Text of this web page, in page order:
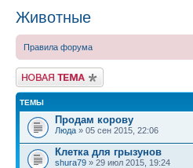
Животные
Правила форума
Новая тема
ТЕМЫ
Продам корову
Люда » 05 сен 2015, 22:06
Клетка для грызунов
shura79 » 29 июл 2015, 19:24